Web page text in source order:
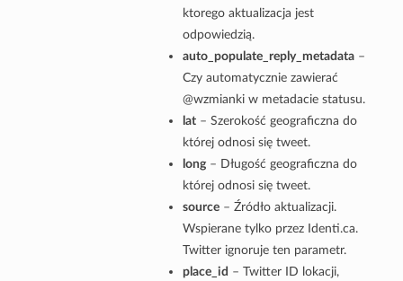
ktorego aktualizacja jest
odpowiedzią.
auto_populate_reply_metadata–
Czy automatycznie zawierać
@wzmianki w metadacie statusu.
lat– Szerokość geograficzna do
której odnosi się tweet.
long– Długość geograficzna do
której odnosi się tweet.
source– Źródło aktualizacji.
Wspierane tylko przez Identi.ca.
Twitter ignoruje ten parametr.
place_id – Twitter ID lokacji,